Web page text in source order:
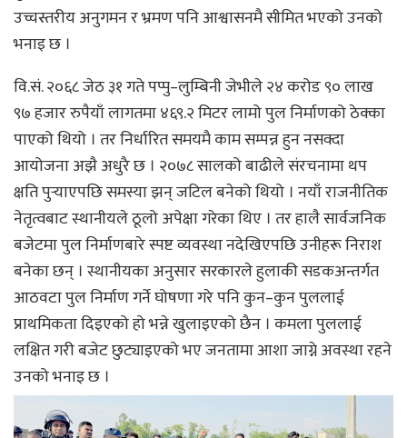
उच्चस्तरीय अनुगमन र भ्रमण पनि आश्वासनमै सीमित भएको उनको
भनाइ छ ।
वि.सं. २०६८ जेठ ३१ गते पप्पु–लुम्बिनी जेभीले २४ करोड ९० लाख
९७ हजार रुपैयाँ लागतमा ४६९.२ मिटर लामो पुल निर्माणको ठेक्का
पाएको थियो । तर निर्धारित समयमै काम सम्पन्न हुन नसक्दा
आयोजना अझै अधुरै छ । २०७८ सालको बाढीले संरचनामा थप
क्षति पुर्‍याएपछि समस्या झन् जटिल बनेको थियो । नयाँ राजनीतिक
नेतृत्वबाट स्थानीयले ठूलो अपेक्षा गरेका थिए । तर हालै सार्वजनिक
बजेटमा पुल निर्माणबारे स्पष्ट व्यवस्था नदेखिएपछि उनीहरू निराश
बनेका छन् । स्थानीयका अनुसार सरकारले हुलाकी सडकअन्तर्गत
आठवटा पुल निर्माण गर्ने घोषणा गरे पनि कुन–कुन पुललाई
प्राथमिकता दिइएको हो भन्ने खुलाइएको छैन । कमला पुललाई
लक्षित गरी बजेट छुट्याइएको भए जनतामा आशा जाग्ने अवस्था रहने
उनको भनाइ छ ।